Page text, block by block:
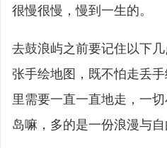
很慢很慢，慢到一生的。
去鼓浪屿之前要记住以下
张手绘地图，既不怕走丢
里需要一直一直地走，一
岛嘛，多的是一份浪漫与